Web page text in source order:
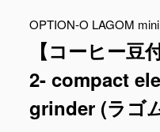
OPTION-O LAGOM
【コーヒー
2- compact
grinder (ラゴ